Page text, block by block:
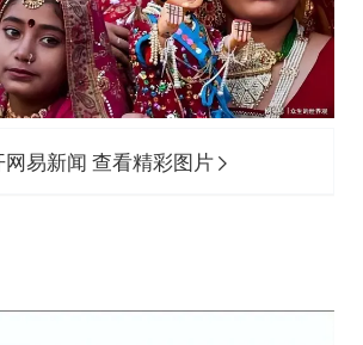
网易新闻 查看精彩图片